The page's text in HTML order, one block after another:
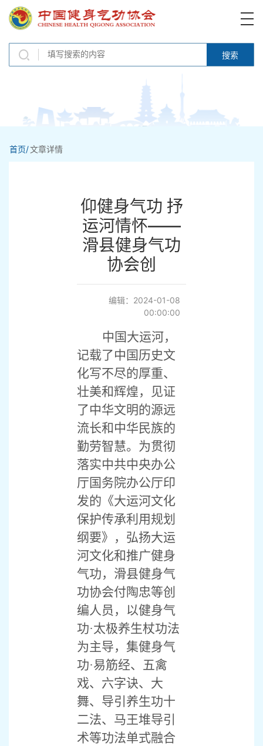
搜索
首页/文章详情
仰健身气功 抒
运河情怀——
滑县健身气功
协会创
编辑：2024-01-08
00:00:00
中国大运河，
记载了中国历史文
化写不尽的厚重、
壮美和辉煌，见证
了中华文明的源远
流长和中华民族的
勤劳智慧。为贯彻
落实中共中央办公
厅国务院办公厅印
发的《大运河文化
保护传承利用规划
纲要》，弘扬大运
河文化和推广健身
气功，滑县健身气
功协会付陶忠等创
编人员，以健身气
功·太极养生杖功法
为主导，集健身气
功·易筋经、五禽
戏、六字诀、大
舞、导引养生功十
二法、马王堆导引
术等功法单式融合